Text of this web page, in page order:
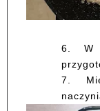
6.
W
7.